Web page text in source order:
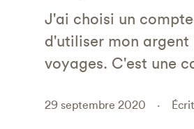
J'ai choisi un
d'utiliser mon
voyages. C'est une
29 septembre 2020